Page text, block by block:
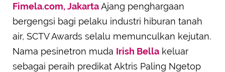
Fimela.com, JakartaAjang penghargaan
bergengsi bagi pelaku industri hiburan tanah
air, SCTV Awards selalu memunculkan kejutan.
Nama pesinetron muda Irish Bella keluar
sebagai peraih predikat Aktris Paling Ngetop